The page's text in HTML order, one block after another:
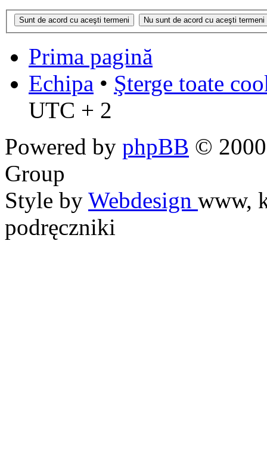
Prima pagină
Echipa • Şterge toate
UTC + 2
Powered by phpBB ©
Group
Style by Webdesign www,
podręczniki